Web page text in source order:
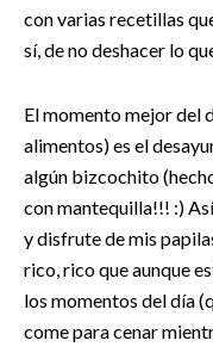
con varias recetillas
sí, de no deshacer lo
El momento mejor del
alimentos) es el
algún bizcochito
con mantequilla!!! :)
y disfrute de mis
rico, rico que aunque
los momentos del día
come para cenar